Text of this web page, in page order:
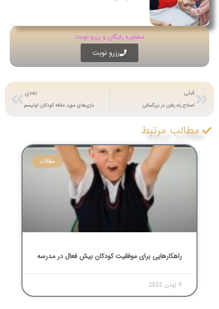
مشاوره رایگان و رزرو نوبت
رزرو نوبت
قبلی
اصلاح راه رفتن در بزرگسالی
بعدی
بازی‌های مورد علاقه کودکان اوتیسم
مطالب مرتبط
مقالات
راهکارهایی برای موفقیت کودکان بیش فعال در مدرسه
9 ژوئن 2022